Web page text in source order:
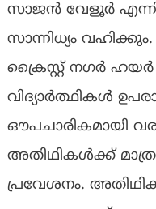
സാജന്‍ വേളൂര്‍
സാന്നിധ്യം വഹിക്കും.
ക്രൈസ്റ്റ് നഗര്‍
വിദ്യാര്‍ത്ഥികള്‍
ഔപചാരികമായി
അതിഥികള്‍ക്ക്
പ്രവേശനം.